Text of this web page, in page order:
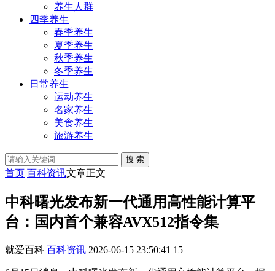
养生人群
四季养生
春季养生
夏季养生
秋季养生
冬季养生
日常养生
运动养生
名家养生
美食养生
旅游养生
搜 索
首页 百科资讯文章正文
中科曙光发布新一代通用高性能计算平
台：国内首个兼容AVX512指令集
就爱百科 百科资讯 2026-06-15 23:50:41 15